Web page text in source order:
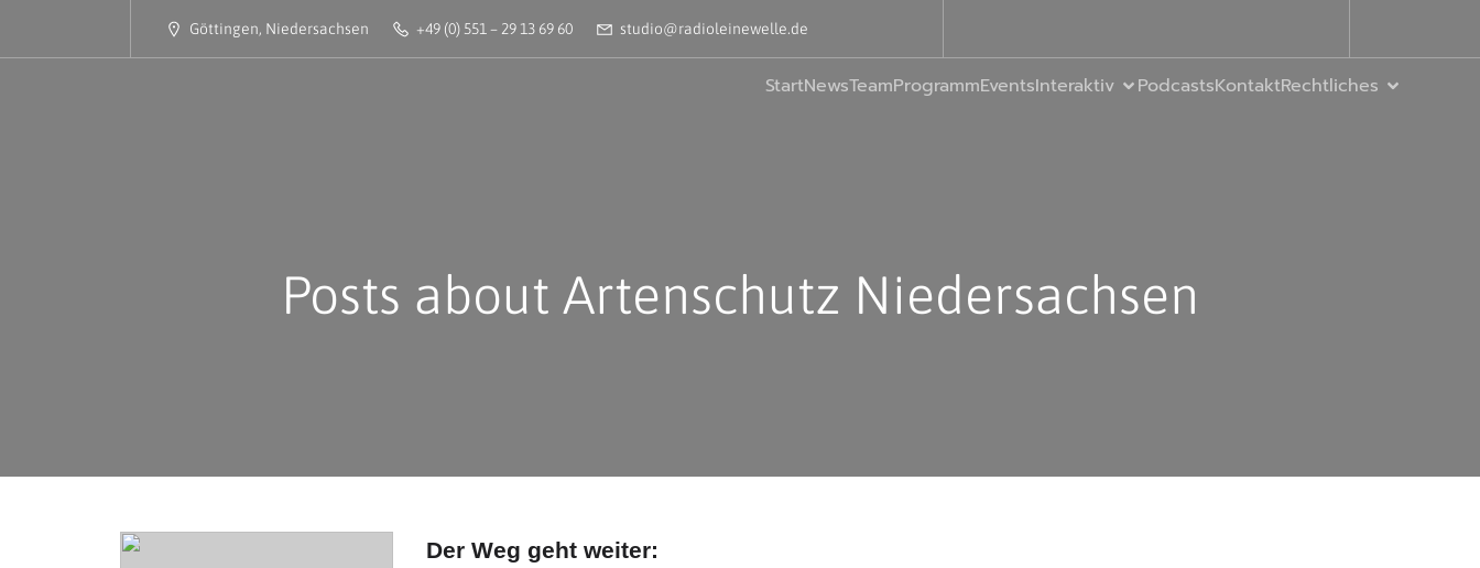
Göttingen, Niedersachsen +49 (0) 551 – 29 13 69 60 studio@radioleinewelle.de
StartNewsTeamProgrammEventsInteraktiv PodcastsKontaktRechtliches
Posts about Artenschutz Niedersachsen
Der Weg geht weiter: